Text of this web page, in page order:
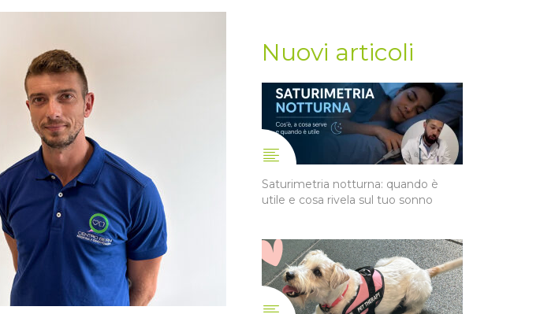
Nuovi articoli
Saturimetria notturna: quando è
utile e cosa rivela sul tuo sonno